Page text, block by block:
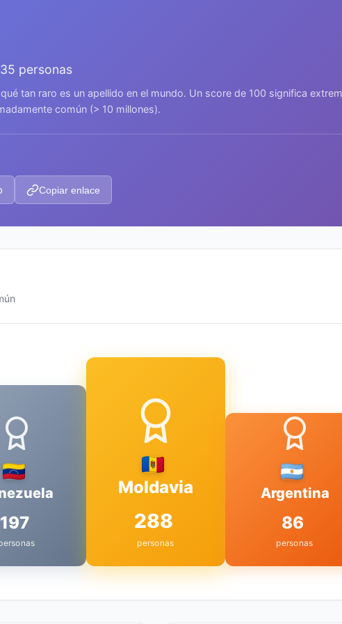
personas
tan raro es un apellido en el mundo. Un score de 100 significa
común (> 10 millones).
Copiar enlace
197
Moldavia
288
personas
Argentina
86
personas